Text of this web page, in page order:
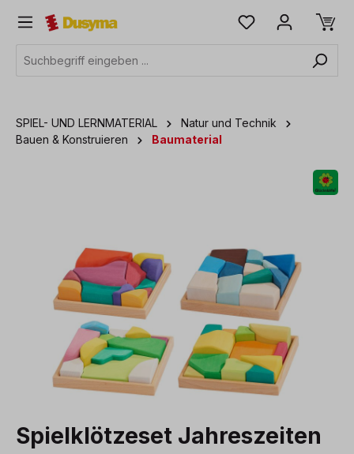
springen
SPIEL- UND LERNMATERIAL
Natur und Technik
Bauen & Konstruieren
Baumaterial
Spielklötzeset Jahreszeiten